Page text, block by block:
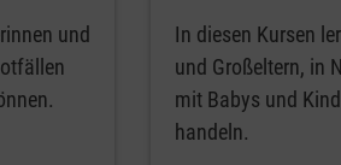
und
In diesen Kursen
und Großeltern, in
mit Babys und
handeln.